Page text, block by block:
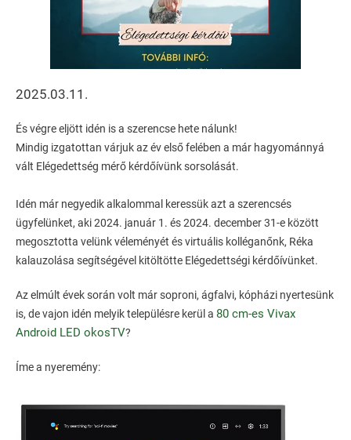
2025.03.11.
És végre eljött idén is a szerencse hete nálunk!
Mindig izgatottan várjuk az év első felében a már hagyománnyá
vált Elégedettség mérő kérdőívünk sorsolását.
Idén már negyedik alkalommal keressük azt a szerencsés
ügyfelünket, aki 2024. január 1. és 2024. december 31-e között
megosztotta velünk véleményét és virtuális kolléganőnk, Réka
kalauzolása segítségével kitöltötte Elégedettségi kérdőívünket.
Az elmúlt évek során volt már soproni, ágfalvi, kópházi nyertesünk
is, de vajon idén melyik településre kerül a 80 cm-es Vivax
Android LED okosTV?
Íme a nyeremény: